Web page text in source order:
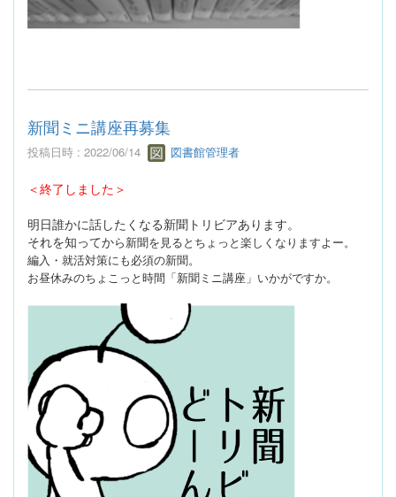
新聞ミニ講座再募集
投稿日時 : 2022/06/14 図書館管理者
＜終了しました＞
明日誰かに話したくなる新聞トリビアあります。
それを知ってから新聞を見るとちょっと楽しくなりますよー。
編入・就活対策にも必須の新聞。
お昼休みのちょこっと時間「新聞ミニ講座」いかがですか。